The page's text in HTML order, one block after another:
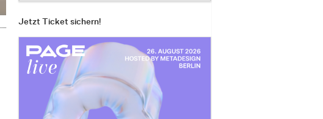
Jetzt Ticket sichern!